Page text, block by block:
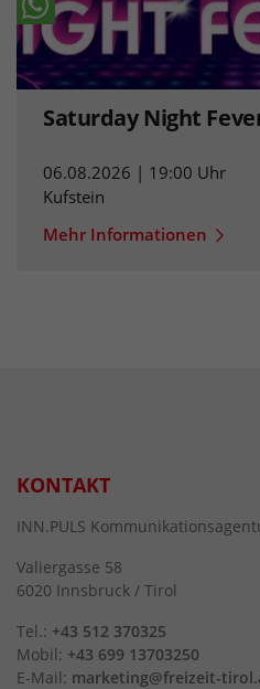
Saturday Night
06.08.2026 | 19:00 Uhr
Kufstein
Mehr Informationen
KONTAKT
INN.PULS
Valiergasse 58
6020 Innsbruck / Tirol
Tel.: +43 512 370325
Mobil: +43 699 13703250
E-Mail: marketing@freizeit-